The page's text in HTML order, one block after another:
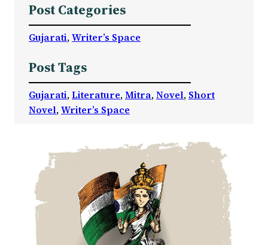
Post Categories
Gujarati, Writer’s Space
Post Tags
Gujarati, Literature, Mitra, Novel, Short
Novel, Writer’s Space